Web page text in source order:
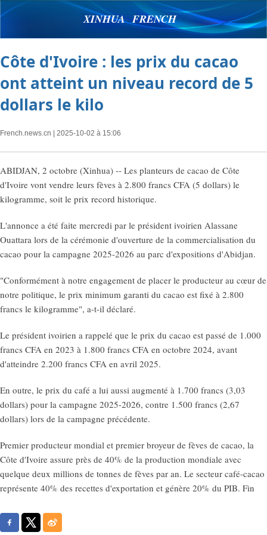
XINHUA FRENCH
Côte d'Ivoire : les prix du cacao
ont atteint un niveau record de 5
dollars le kilo
French.news.cn | 2025-10-02 à 15:06
ABIDJAN, 2 octobre (Xinhua) -- Les planteurs de cacao de Côte
d'Ivoire vont vendre leurs fèves à 2.800 francs CFA (5 dollars) le
kilogramme, soit le prix record historique.
L'annonce a été faite mercredi par le président ivoirien Alassane
Ouattara lors de la cérémonie d'ouverture de la commercialisation du
cacao pour la campagne 2025-2026 au parc d'expositions d'Abidjan.
"Conformément à notre engagement de placer le producteur au cœur de
notre politique, le prix minimum garanti du cacao est fixé à 2.800
francs le kilogramme", a-t-il déclaré.
Le président ivoirien a rappelé que le prix du cacao est passé de 1.000
francs CFA en 2023 à 1.800 francs CFA en octobre 2024, avant
d'atteindre 2.200 francs CFA en avril 2025.
En outre, le prix du café a lui aussi augmenté à 1.700 francs (3,03
dollars) pour la campagne 2025-2026, contre 1.500 francs (2,67
dollars) lors de la campagne précédente.
Premier producteur mondial et premier broyeur de fèves de cacao, la
Côte d'Ivoire assure près de 40% de la production mondiale avec
quelque deux millions de tonnes de fèves par an. Le secteur café-cacao
représente 40% des recettes d'exportation et génère 20% du PIB. Fin